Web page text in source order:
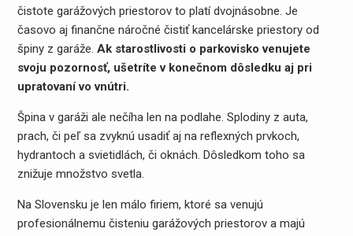
čistote garážových priestorov to platí dvojnásobne. Je
časovo aj finančne náročné čistiť kancelárske priestory od
špiny z garáže. Ak starostlivosti o parkovisko venujete
svoju pozornosť, ušetríte v konečnom dôsledku aj pri
upratovaní vo vnútri.
Špina v garáži ale nečíha len na podlahe. Splodiny z auta,
prach, či peľ sa zvyknú usadiť aj na reflexných prvkoch,
hydrantoch a svietidlách, či oknách. Dôsledkom toho sa
znižuje množstvo svetla.
Na Slovensku je len málo firiem, ktoré sa venujú
profesionálnemu čisteniu garážových priestorov a majú